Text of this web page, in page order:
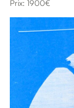
Prix: 1900€